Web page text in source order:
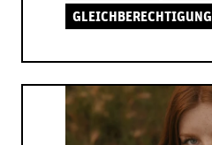
GLEICHBERECHTIGUNG